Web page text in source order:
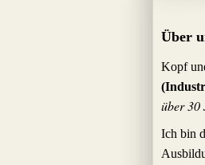
Über
Kopf
über 30
Ich bin